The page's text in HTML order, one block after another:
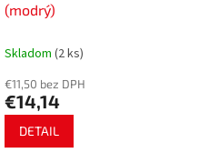
(modrý)
Skladom (2 ks)
€11,50 bez DPH
€14,14
DETAIL